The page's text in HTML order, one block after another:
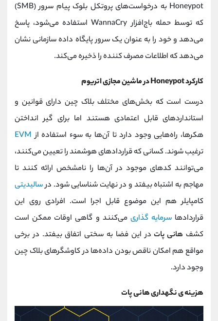
Honeypot به درخواست‌های پروتکل بلوک پیام سرور (SMB)
که توسط حمله باج‌افزار WannaCry استفاده می‌شود، پاسخ
می‌دهد و خود را به عنوان یک سرور پایگاه داده سازمانی نشان
می‌دهد که اطلاعات مصرف‌ کننده را ذخیره می‌کند.
کارکرد Honeypot در ماشین مجازی اتریوم
درست است که بخش‌های مختلف بلاک چین دارای قوانین و
استانداردهای قابل اعتمادی هستند اما برای گیر انداختن
هکرها، راه‌هایی وجود دارد تا آن‌ها به سوء استفاده از EVM
ترغیب شوند. کسانی که قراردادهای هوشمند را تعیین می‌کنند،
می‌توانند کدهای موجود در آن‌ها را نامشخص ارائه کنند تا
مهاجم به اشتباه بیفتد و در نهایت شناسایی شود. درسالیدیتی
کامپایلر هم این موضوع قابل اجرا است. افرادی روی این
قراردادهاسرمایه‌ گذاری می‌کنند و گاهی اوقات ممکن است
کشف هانی پاتدر این فضا به سختی اتفاق بیفتد. در برخی
مواقع هم امکان ناقص بودن داده‌ها در کاوشگرهای بلاک چین
وجود دارد.
هزینه‌ ی نگهداری هانی پات